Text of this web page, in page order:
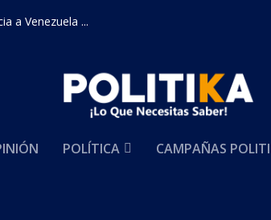
a Venezuela ...
POLÍTICA CAMPAÑAS